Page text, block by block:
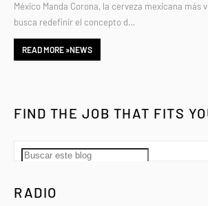
México Manda Corona, la cerveza mexicana más
busca redefinir el concepto d…
READ MORE »NEWS
FIND THE JOB THAT FITS
RADIO